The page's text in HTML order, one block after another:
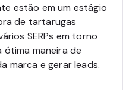
estão em um estágio
de tartarugas
SERPs em torno
ótima maneira de
marca e gerar leads.